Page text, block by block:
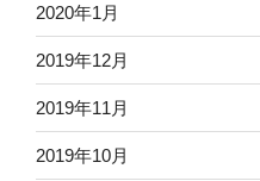
2020年1月
2019年12月
2019年11月
2019年10月